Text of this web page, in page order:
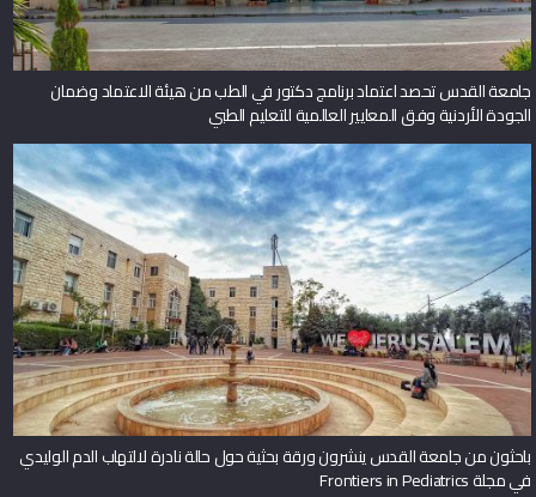
جامعة القدس تحصد اعتماد برنامج دكتور في الطب من هيئة الاعتماد وضمان
الجودة الأردنية وفق المعايير العالمية للتعليم الطبي
باحثون من جامعة القدس ينشرون ورقة بحثية حول حالة نادرة لالتهاب الدم الوليدي
في مجلة Frontiers in Pediatrics